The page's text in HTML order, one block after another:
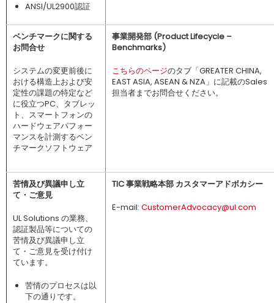
ANSI/UL2900認証
ベンチマークに関する
お問合せ
システムの変更前後に
おける構造上および安
定性の課題の特定など
に役立つPC、タブレッ
ト、スマートフォンの
ハードウェアパフォー
マンスを計測するベン
チマークソフトウェア
事業開発部 (Product Lifecycle –
Benchmarks)
こちらのページのタブ「GREATER CHINA,
EAST ASIA, ASEAN & NZA」に記載のSales
担当者までお問合せください。
苦情及び異議申し立
て・ご意見
UL Solutions の業務、
認証製品等についての
苦情及び異議申し立
て・ご意見を受け付け
ています。
苦情のプロセスは以
下の通りです。
TIC 事業戦略本部 カスタマーアドボカシー
E-mail: CustomerAdvocacy@ul.com